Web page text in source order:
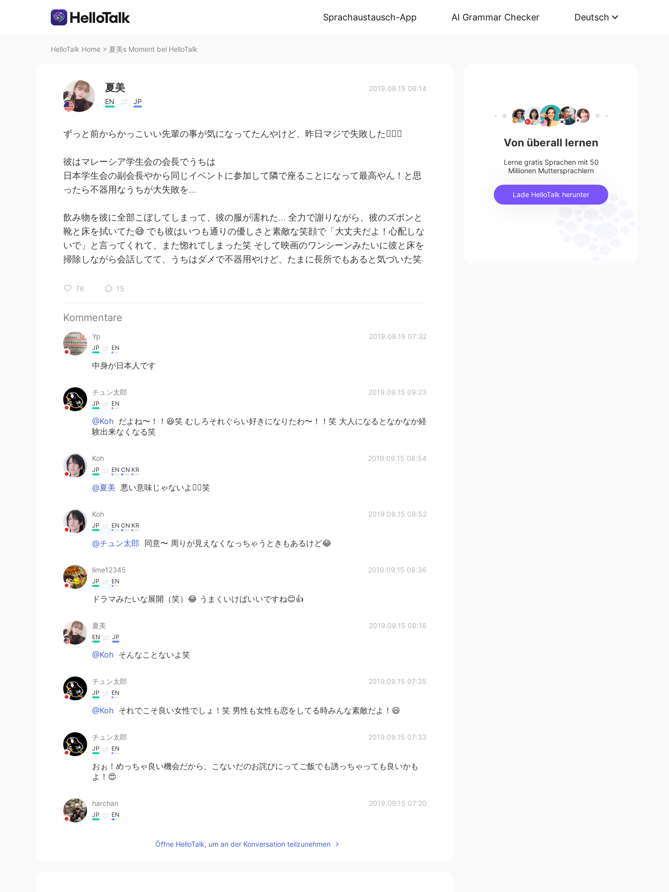
Sprachaustausch-App AI Grammar Checker Deutsch
HelloTalk Home > 夏美s Moment bei HelloTalk
夏美
EN JP
2019.09.15 06:14
ずっと前からかっこいい先輩の事が気になってたんやけど、昨日マジで失敗した🤦🏻‍♀️
彼はマレーシア学生会の会長でうちは
日本学生会の副会長やから同じイベントに参加して隣で座ることになって最高やん！と思
ったら不器用なうちが大失敗を…
飲み物を彼に全部こぼしてしまって、彼の服が濡れた… 全力で謝りながら、彼のズボンと
靴と床を拭いてた😅 でも彼はいつも通りの優しさと素敵な笑顔で「大丈夫だよ！心配しな
いで」と言ってくれて、また惚れてしまった笑 そして映画のワンシーンみたいに彼と床を
掃除しながら会話してて、うちはダメで不器用やけど、たまに長所でもあると気づいた笑
76 15
Kommentare
Yp 2019.09.19 07:32
JP EN
中身が日本人です
チュン太郎 2019.09.15 09:23
JP EN
@Koh だよね〜！！😆笑 むしろそれぐらい好きになりたわ〜！！笑 大人になるとなかなか経
験出来なくなる笑
Koh 2019.09.15 08:54
JP EN CN KR
@夏美 悪い意味じゃないよ👍🏼笑
Koh 2019.09.15 08:52
JP EN CN KR
@チュン太郎 同意〜 周りが見えなくなっちゃうときもあるけど😂
lime12345 2019.09.15 08:36
JP EN
ドラマみたいな展開（笑）😂 うまくいけばいいですね😊👍
夏美 2019.09.15 08:16
EN JP
@Koh そんなことないよ笑
チュン太郎 2019.09.15 07:35
JP EN
@Koh それでこそ良い女性でしょ！笑 男性も女性も恋をしてる時みんな素敵だよ！😆
チュン太郎 2019.09.15 07:33
JP EN
おぉ！めっちゃ良い機会だから、こないだのお詫びにってご飯でも誘っちゃっても良いかも
よ！😍
harchan 2019.09.15 07:20
JP EN
Öffne HelloTalk, um an der Konversation teilzunehmen
Von überall lernen
Lerne gratis Sprachen mit 50
Millionen Muttersprachlern
Lade HelloTalk herunter